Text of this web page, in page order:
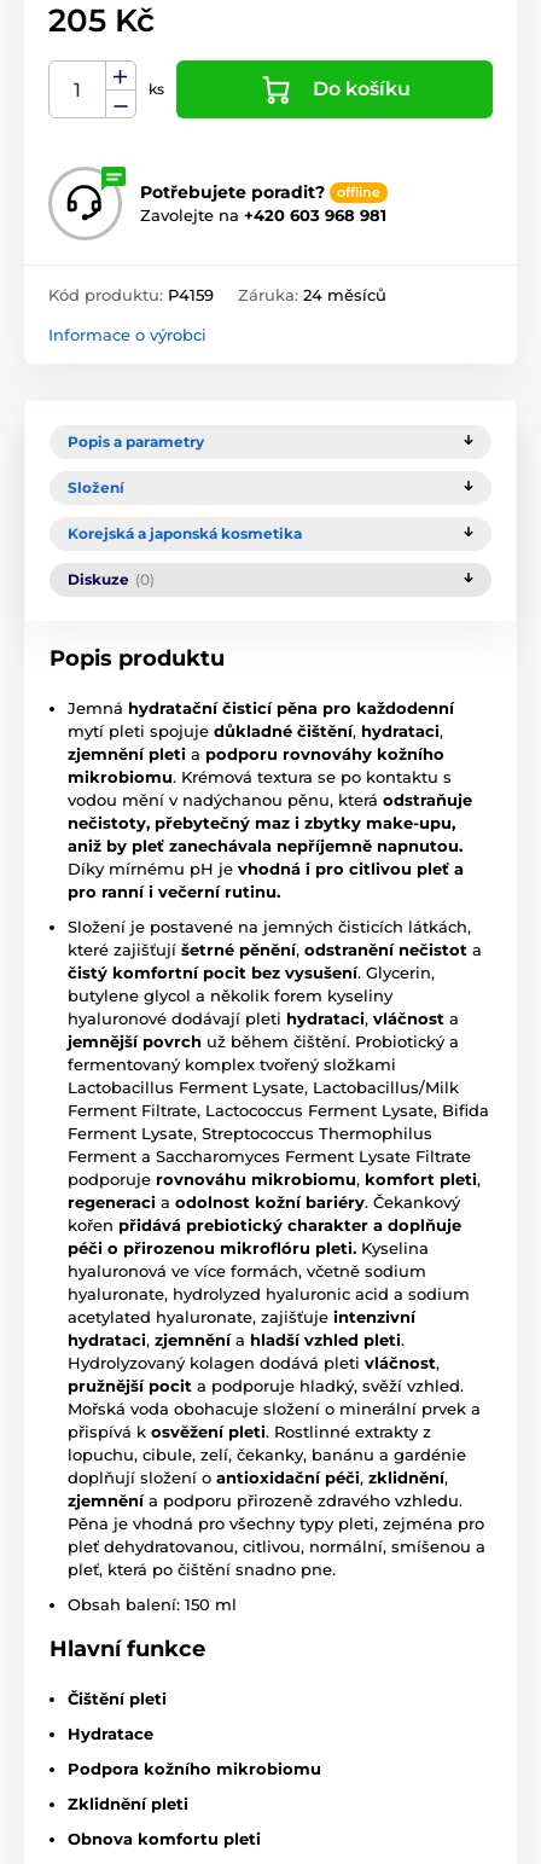
205 Kč
ks Do košíku
Potřebujete poradit? offline
Zavolejte na +420 603 968 981
Kód produktu: P4159 Záruka: 24 měsíců
Informace o výrobci
Popis a parametry
Složení
Korejská a japonská kosmetika
Diskuze (0)
Popis produktu
Jemná hydratační čisticí pěna pro každodenní
mytí pleti spojuje důkladné čištění, hydrataci,
zjemnění pleti a podporu rovnováhy kožního
mikrobiomu. Krémová textura se po kontaktu s
vodou mění v nadýchanou pěnu, která odstraňuje
nečistoty, přebytečný maz i zbytky make-upu,
aniž by pleť zanechávala nepříjemně napnutou.
Díky mírnému pH je vhodná i pro citlivou pleť a
pro ranní i večerní rutinu.
Složení je postavené na jemných čisticích látkách,
které zajišťují šetrné pěnění, odstranění nečistot a
čistý komfortní pocit bez vysušení. Glycerin,
butylene glycol a několik forem kyseliny
hyaluronové dodávají pleti hydrataci, vláčnost a
jemnější povrch už během čištění. Probiotický a
fermentovaný komplex tvořený složkami
Lactobacillus Ferment Lysate, Lactobacillus/Milk
Ferment Filtrate, Lactococcus Ferment Lysate, Bifida
Ferment Lysate, Streptococcus Thermophilus
Ferment a Saccharomyces Ferment Lysate Filtrate
podporuje rovnováhu mikrobiomu, komfort pleti,
regeneraci a odolnost kožní bariéry. Čekankový
kořen přidává prebiotický charakter a doplňuje
péči o přirozenou mikroflóru pleti. Kyselina
hyaluronová ve více formách, včetně sodium
hyaluronate, hydrolyzed hyaluronic acid a sodium
acetylated hyaluronate, zajišťuje intenzivní
hydrataci, zjemněnía hladší vzhled pleti.
Hydrolyzovaný kolagen dodává pleti vláčnost,
pružnější pocit a podporuje hladký, svěží vzhled.
Mořská voda obohacuje složení o minerální prvek a
přispívá k osvěžení pleti. Rostlinné extrakty z
lopuchu, cibule, zelí, čekanky, banánu a gardénie
doplňují složení o antioxidační péči, zklidnění,
zjemněnía podporu přirozeně zdravého vzhledu.
Pěna je vhodná pro všechny typy pleti, zejména pro
pleť dehydratovanou, citlivou, normální, smíšenou a
pleť, která po čištění snadno pne.
Obsah balení: 150 ml
Hlavní funkce
Čištění pleti
Hydratace
Podpora kožního mikrobiomu
Zklidnění pleti
Obnova komfortu pleti